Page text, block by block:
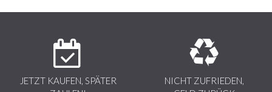
JETZT KAUFEN, SPÄTER
NICHT ZUFRIEDEN,